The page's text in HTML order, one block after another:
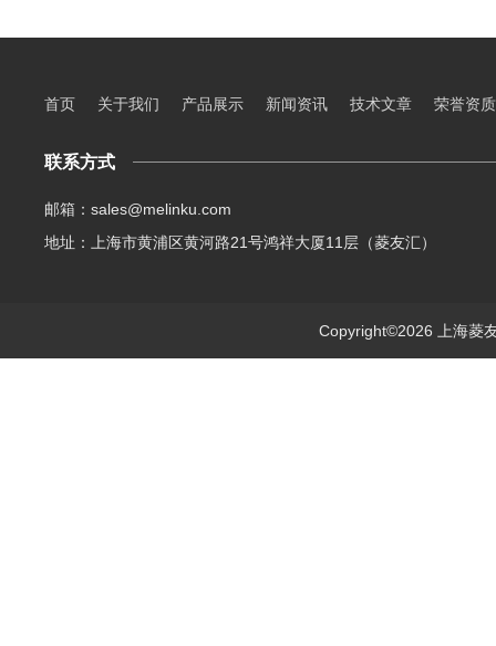
首页 关于我们 产品展示 新闻资讯 技术文章 荣誉资质
联系方式
邮箱：sales@melinku.com
地址：上海市黄浦区黄河路21号鸿祥大厦11层（菱友汇）
Copyright©2026 上海菱